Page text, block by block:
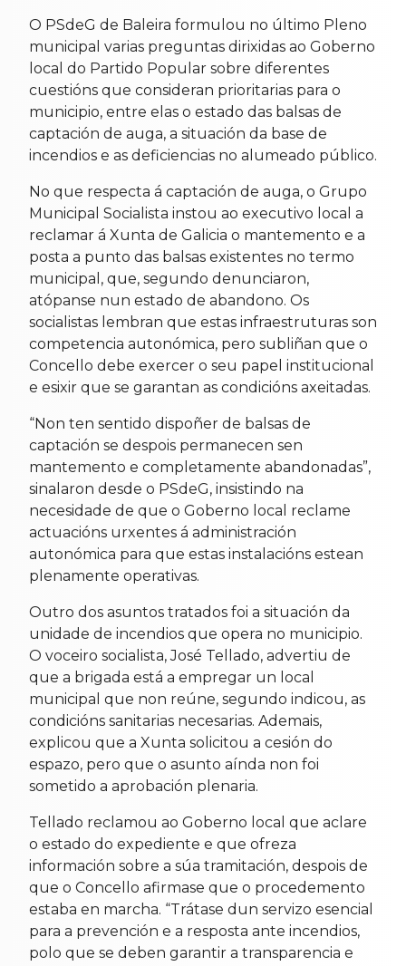
O PSdeG de Baleira formulou no último Pleno
municipal varias preguntas dirixidas ao Goberno
local do Partido Popular sobre diferentes
cuestións que consideran prioritarias para o
municipio, entre elas o estado das balsas de
captación de auga, a situación da base de
incendios e as deficiencias no alumeado público.
No que respecta á captación de auga, o Grupo
Municipal Socialista instou ao executivo local a
reclamar á Xunta de Galicia o mantemento e a
posta a punto das balsas existentes no termo
municipal, que, segundo denunciaron,
atópanse nun estado de abandono. Os
socialistas lembran que estas infraestruturas son
competencia autonómica, pero subliñan que o
Concello debe exercer o seu papel institucional
e esixir que se garantan as condicións axeitadas.
“Non ten sentido dispoñer de balsas de
captación se despois permanecen sen
mantemento e completamente abandonadas”,
sinalaron desde o PSdeG, insistindo na
necesidade de que o Goberno local reclame
actuacións urxentes á administración
autonómica para que estas instalacións estean
plenamente operativas.
Outro dos asuntos tratados foi a situación da
unidade de incendios que opera no municipio.
O voceiro socialista, José Tellado, advertiu de
que a brigada está a empregar un local
municipal que non reúne, segundo indicou, as
condicións sanitarias necesarias. Ademais,
explicou que a Xunta solicitou a cesión do
espazo, pero que o asunto aínda non foi
sometido a aprobación plenaria.
Tellado reclamou ao Goberno local que aclare
o estado do expediente e que ofreza
información sobre a súa tramitación, despois de
que o Concello afirmase que o procedemento
estaba en marcha. “Trátase dun servizo esencial
para a prevención e a resposta ante incendios,
polo que se deben garantir a transparencia e